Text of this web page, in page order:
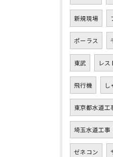
新規現場
ポーラス
東武 レス
飛行機 し
東京都水道工
埼玉水道工事
ゼネコン